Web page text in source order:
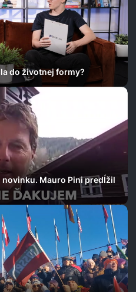
do životnej formy?
Mauro Pini predĺžil